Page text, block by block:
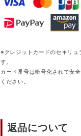
※クレジットカードのセキリュ
す。
カード番号は暗号化されて安
ください。
返品について